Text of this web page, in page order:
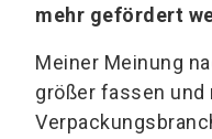
mehr gefördert
Meiner Meinung
größer fassen und